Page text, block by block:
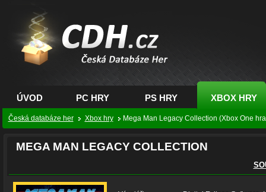
CDH.cz - hry na PC,
PS, XBOX - Česká
databáze her
ÚVOD PC HRY PS HRY XBOX HRY
Česká databáze her Xbox hry Mega Man Legacy Collection (Xbox One
MEGA MAN LEGACY COLLECTION